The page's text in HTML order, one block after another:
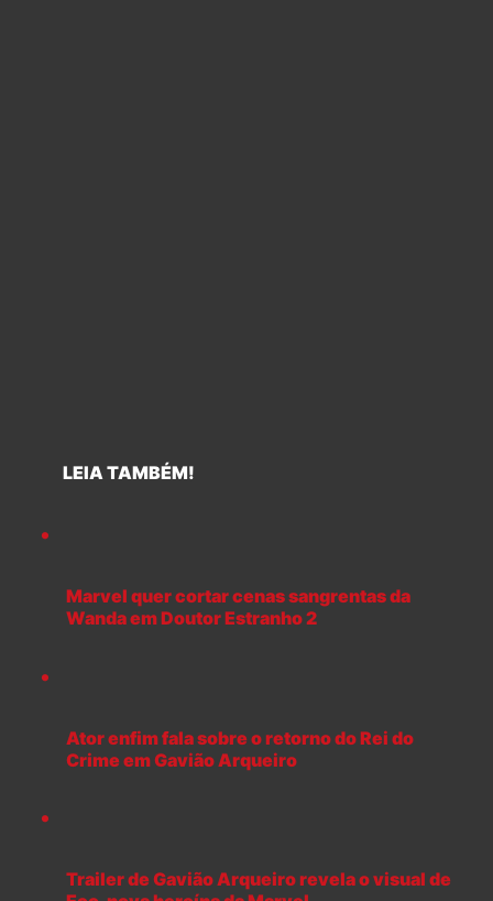
LEIA TAMBÉM!
Marvel quer cortar cenas sangrentas da
Wanda em Doutor Estranho 2
Ator enfim fala sobre o retorno do Rei do
Crime em Gavião Arqueiro
Trailer de Gavião Arqueiro revela o visual de